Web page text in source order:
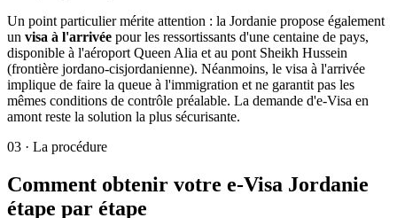
Un point particulier mérite attention : la Jordanie propose également
un visa à l'arrivée pour les ressortissants d'une centaine de pays,
disponible à l'aéroport Queen Alia et au pont Sheikh Hussein
(frontière jordano-cisjordanienne). Néanmoins, le visa à l'arrivée
implique de faire la queue à l'immigration et ne garantit pas les
mêmes conditions de contrôle préalable. La demande d'e-Visa en
amont reste la solution la plus sécurisante.
03 · La procédure
Comment obtenir votre e-Visa Jordanie
étape par étape